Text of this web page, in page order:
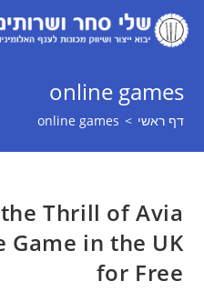
online games
דף ראשי >
online games
Thrill of Avia
Game in the UK
for Free